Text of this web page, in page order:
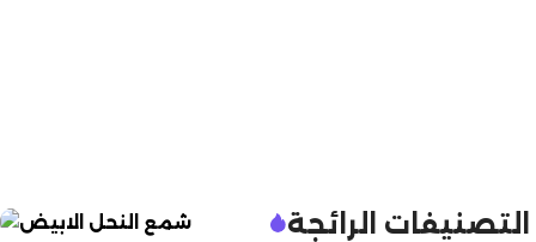
التصنيفات الرائجة